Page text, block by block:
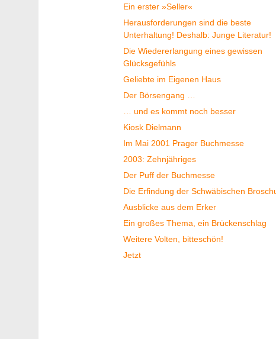
Ein erster »Seller«
Herausforderungen sind die beste
Unterhaltung! Deshalb: Junge Literatur!
Die Wiedererlangung eines gewissen
Glücksgefühls
Geliebte im Eigenen Haus
Der Börsengang …
… und es kommt noch besser
Kiosk Dielmann
Im Mai 2001 Prager Buchmesse
2003: Zehnjähriges
Der Puff der Buchmesse
Die Erfindung der Schwäbischen
Ausblicke aus dem Erker
Ein großes Thema, ein Brückenschlag
Weitere Volten, bitteschön!
Jetzt